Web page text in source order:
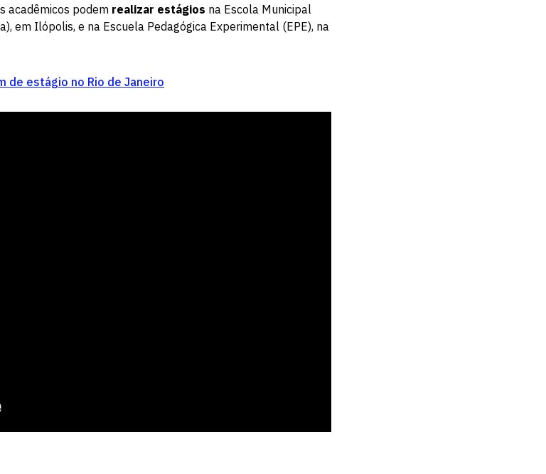
acadêmicos podem realizar estágios na Escola Municipal
em Ilópolis, e na Escuela Pedagógica Experimental (EPE), na
de estágio no Rio de Janeiro